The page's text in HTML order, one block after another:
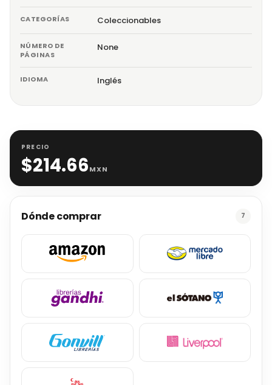
CATEGORÍAS Coleccionables
NÚMERO DE
PÁGINAS
None
IDIOMA Inglés
PRECIO
$214.66MXN
Dónde comprar 7